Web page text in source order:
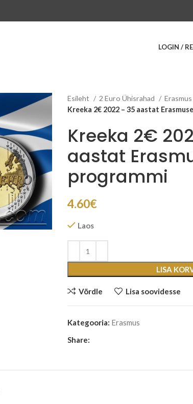
LOGIN /
Esileht 2 Euro Ühisrahad
Erasmus
Kreeka 2€ 2022 – 35 aastat
Kreeka 2€
aastat
programmi
4.60€
Laos
LISA
Võrdle Lisa soovidesse
Kategooria: Erasmus
Share: